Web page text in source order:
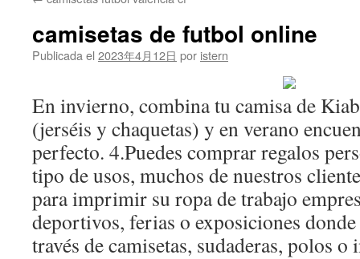
camisetas de futbol online
Publicada el 2023年4月12日 por istern
En invierno, combina tu camisa de
(jerséis y chaquetas) y en verano
perfecto. 4.Puedes comprar regalos
tipo de usos, muchos de nuestros
para imprimir su ropa de trabajo
deportivos, ferias o exposiciones
través de camisetas, sudaderas, polos o